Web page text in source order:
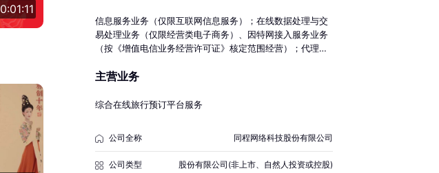
0:01:11
信息服务业务（仅限互联网信息服务）；在线数据处理与交
易处理业务（仅限经营类电子商务）、因特网接入服务业务
（按《增值电信业务经营许可证》核定范围经营）；代理意
订房服务、票务服务、机票销售服务、软件研发与技术服
务；计算机软硬件的技术开发、技术咨询、技术服务、技术
门批准后方可开展经营活动）
主营业务
综合在线旅行预订平台服务
公司全称 同程网络科技股份有限公司
公司类型 股份有限公司(非上市、自然人投资或控股)